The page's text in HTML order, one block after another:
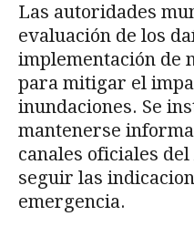
Las autoridades
evaluación de los
implementación de
para mitigar el
inundaciones. Se
mantenerse
canales oficiales
seguir las
emergencia.